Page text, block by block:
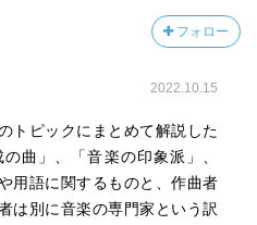
フォロー
2022.10.15
トピックにまとめて解説した
曲」、「音楽の印象派」、
用語に関するものと、作曲者
は別に音楽の専門家という訳